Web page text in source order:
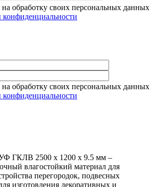
обработку своих персональных данных
конфиденциальности
обработку своих персональных данных
конфиденциальности
ГКЛВ 2500 x 1200 x 9.5 мм –
влагостойкий материал для
перегородок, подвесных
изготовления декоративных и